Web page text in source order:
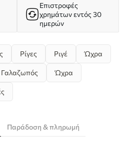
Επιστροφές
χρημάτων εντός 30
ημερών
Ρίγες Ριγέ Ώχρα
Γαλαζωπός Ώχρα
Παράδοση & πληρωμή